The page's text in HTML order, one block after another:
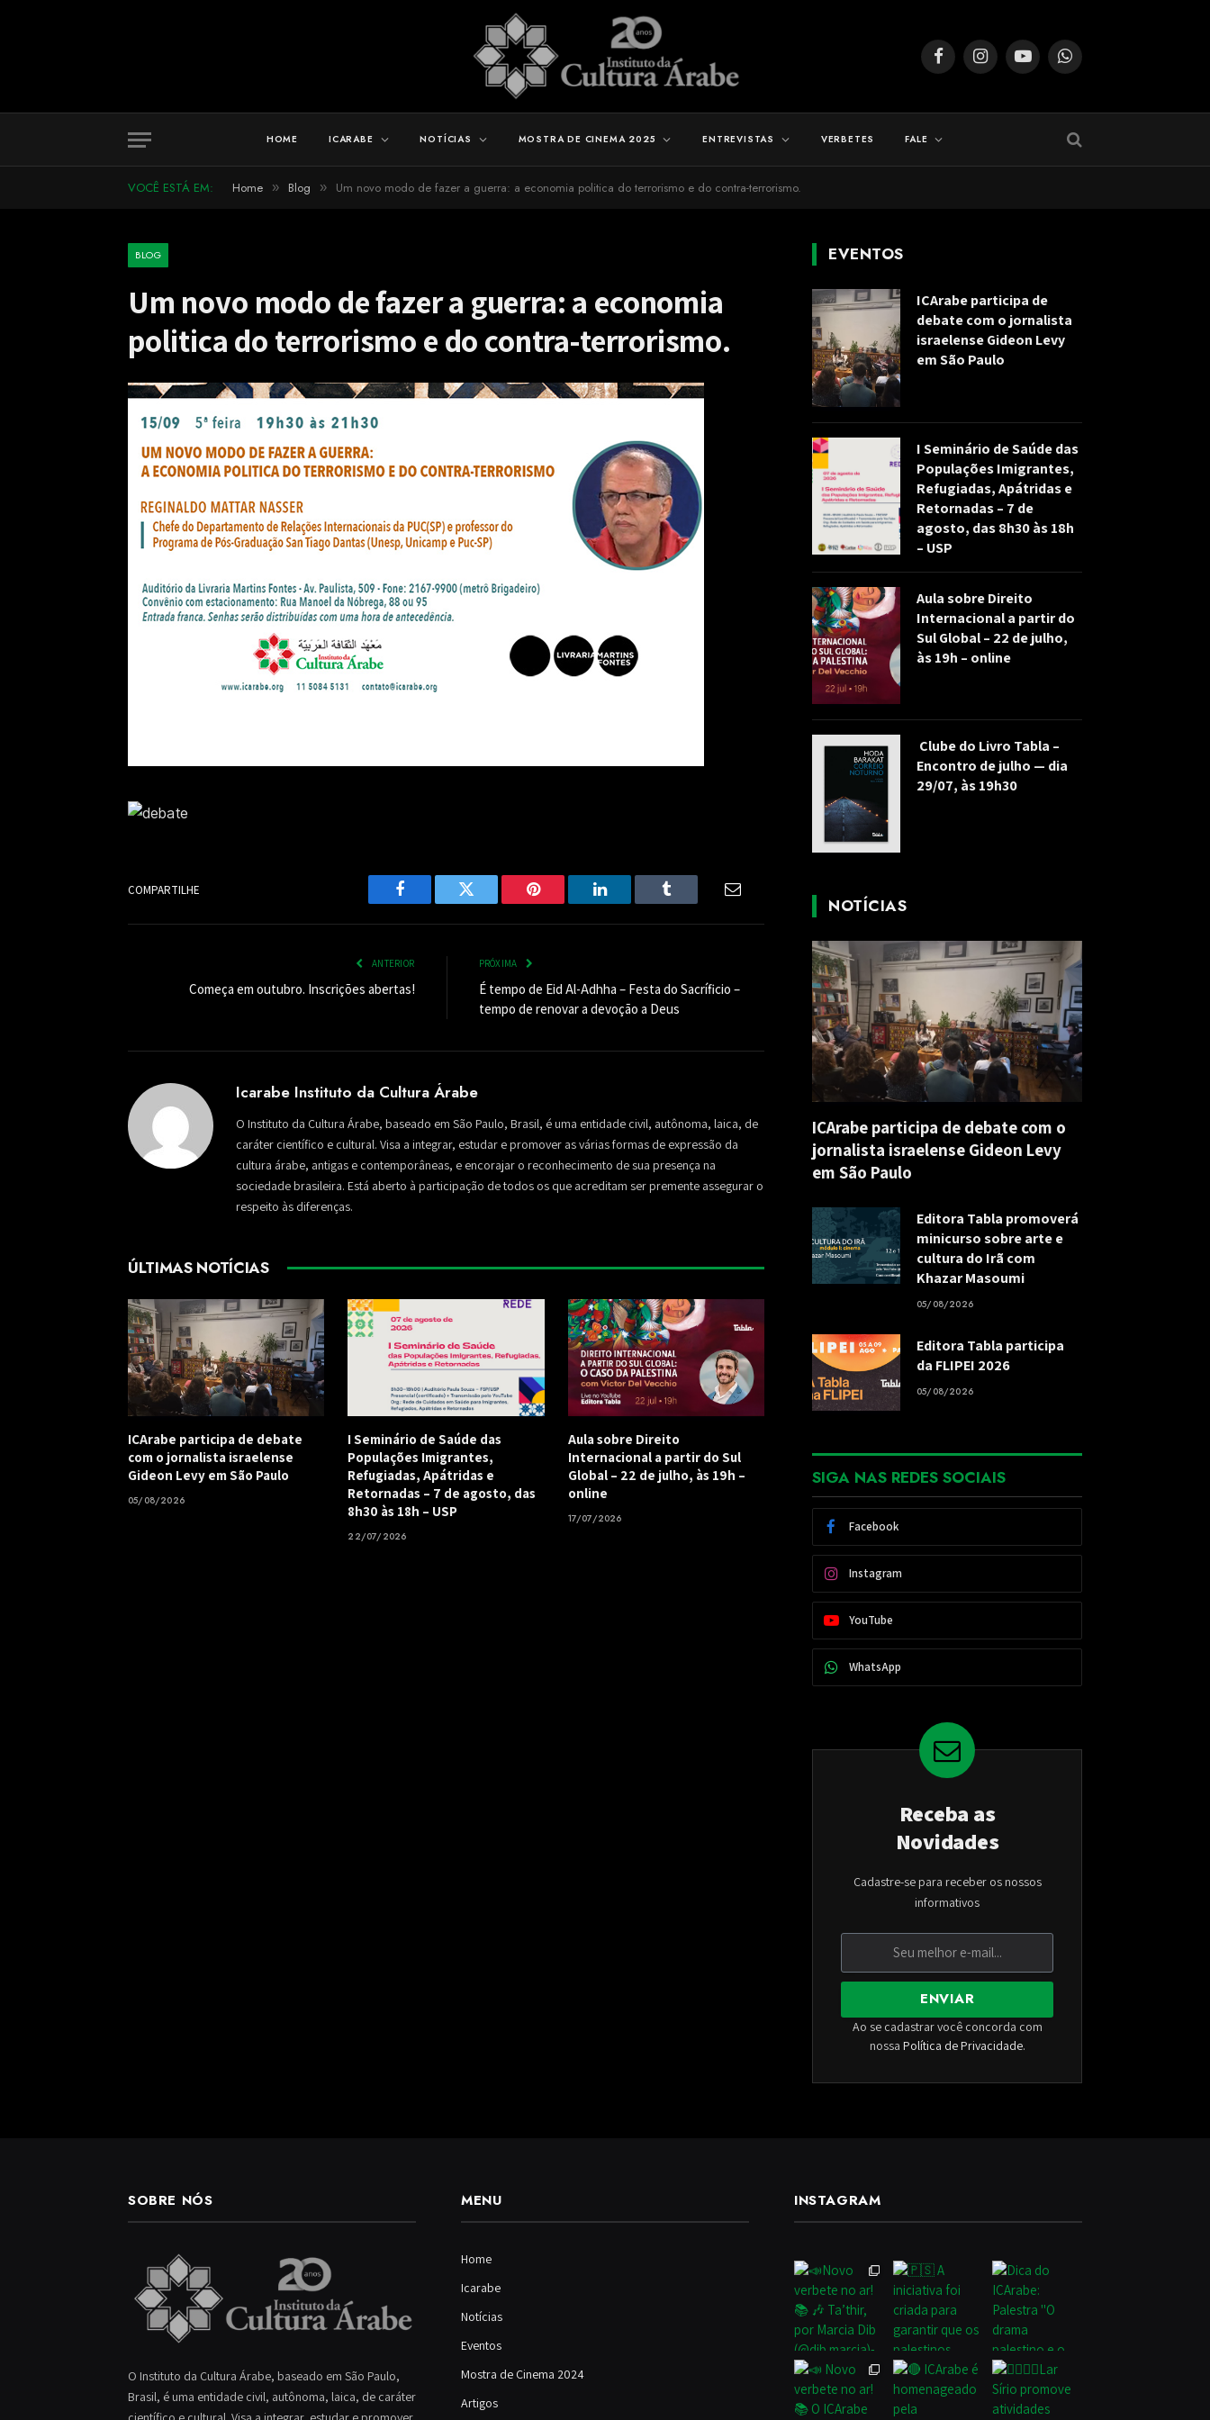
FacebookInstagramYouTubeWhatsApp
HOME ICARABE NOTÍCIAS MOSTRA DE CINEMA 2025 ENTREVISTAS VERBETES FALE
VOCÊ ESTÁ EM: Home » Blog » Um novo modo de fazer a guerra: a economia politica do terrorismo e do contra-terrorismo.
BLOG
Um novo modo de fazer a guerra: a economia
politica do terrorismo e do contra-terrorismo.
COMPARTILHE
Facebook Twitter Pinterest LinkedIn Tumblr
ANTERIOR
Começa em outubro. Inscrições abertas!
PRÓXIMA
É tempo de Eid Al-Adhha – Festa do Sacríficio –
tempo de renovar a devoção a Deus
Icarabe Instituto da Cultura Árabe
O Instituto da Cultura Árabe, baseado em São Paulo, Brasil, é uma entidade civil, autônoma, laica, de
caráter científico e cultural. Visa a integrar, estudar e promover as várias formas de expressão da
cultura árabe, antigas e contemporâneas, e encorajar o reconhecimento de sua presença na
sociedade brasileira. Está aberto à participação de todos os que acreditam ser premente assegurar o
respeito às diferenças.
ÚLTIMAS NOTÍCIAS
ICArabe participa de debate
com o jornalista israelense
Gideon Levy em São Paulo
05/08/2026
I Seminário de Saúde das
Populações Imigrantes,
Refugiadas, Apátridas e
Retornadas – 7 de agosto, das
8h30 às 18h – USP
22/07/2026
Aula sobre Direito
Internacional a partir do Sul
Global – 22 de julho, às 19h –
online
17/07/2026
EVENTOS
ICArabe participa de
debate com o jornalista
israelense Gideon Levy
em São Paulo
I Seminário de Saúde das
Populações Imigrantes,
Refugiadas, Apátridas e
Retornadas – 7 de
agosto, das 8h30 às 18h
– USP
Aula sobre Direito
Internacional a partir do
Sul Global – 22 de julho,
às 19h – online
Clube do Livro Tabla –
Encontro de julho — dia
29/07, às 19h30
NOTÍCIAS
ICArabe participa de debate com o
jornalista israelense Gideon Levy
em São Paulo
Editora Tabla promoverá
minicurso sobre arte e
cultura do Irã com
Khazar Masoumi
05/08/2026
Editora Tabla participa
da FLIPEI 2026
05/08/2026
SIGA NAS REDES SOCIAIS
Facebook
Instagram
YouTube
WhatsApp
Receba as
Novidades
Cadastre-se para receber os nossos
informativos
ENVIAR
Ao se cadastrar você concorda com
nossa Política de Privacidade.
SOBRE NÓS
O Instituto da Cultura Árabe, baseado em São Paulo,
Brasil, é uma entidade civil, autônoma, laica, de caráter
MENU
Home
Icarabe
Notícias
Eventos
Mostra de Cinema 2024
Artigos
INSTAGRAM